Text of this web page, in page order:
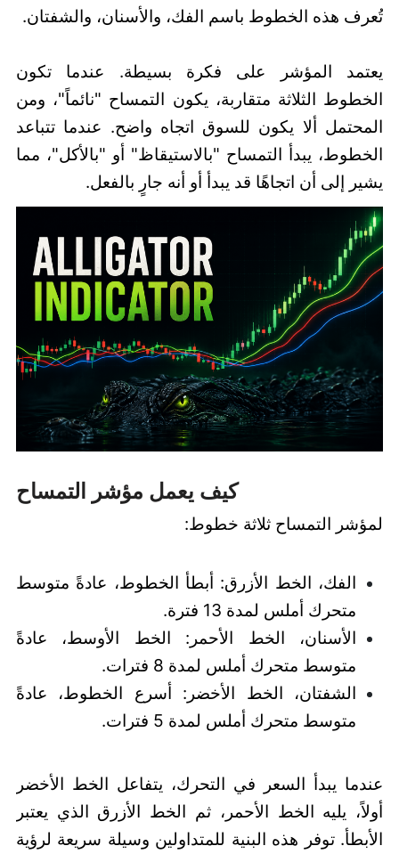
تُعرف هذه الخطوط باسم الفك، والأسنان، والشفتان.
يعتمد المؤشر على فكرة بسيطة. عندما تكون
الخطوط الثلاثة متقاربة، يكون التمساح "نائماً"، ومن
المحتمل ألا يكون للسوق اتجاه واضح. عندما تتباعد
الخطوط، يبدأ التمساح "بالاستيقاظ" أو "بالأكل"، مما
يشير إلى أن اتجاهًا قد يبدأ أو أنه جارٍ بالفعل.
كيف يعمل مؤشر التمساح
لمؤشر التمساح ثلاثة خطوط:
الفك، الخط الأزرق: أبطأ الخطوط، عادةً متوسط
متحرك أملس لمدة 13 فترة.
الأسنان، الخط الأحمر: الخط الأوسط، عادةً
متوسط متحرك أملس لمدة 8 فترات.
الشفتان، الخط الأخضر: أسرع الخطوط، عادةً
متوسط متحرك أملس لمدة 5 فترات.
عندما يبدأ السعر في التحرك، يتفاعل الخط الأخضر
أولاً، يليه الخط الأحمر، ثم الخط الأزرق الذي يعتبر
الأبطأ. توفر هذه البنية للمتداولين وسيلة سريعة لرؤية